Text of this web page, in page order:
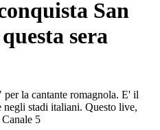
San
sera
la cantante romagnola. E' il
stadi italiani. Questo live,
5